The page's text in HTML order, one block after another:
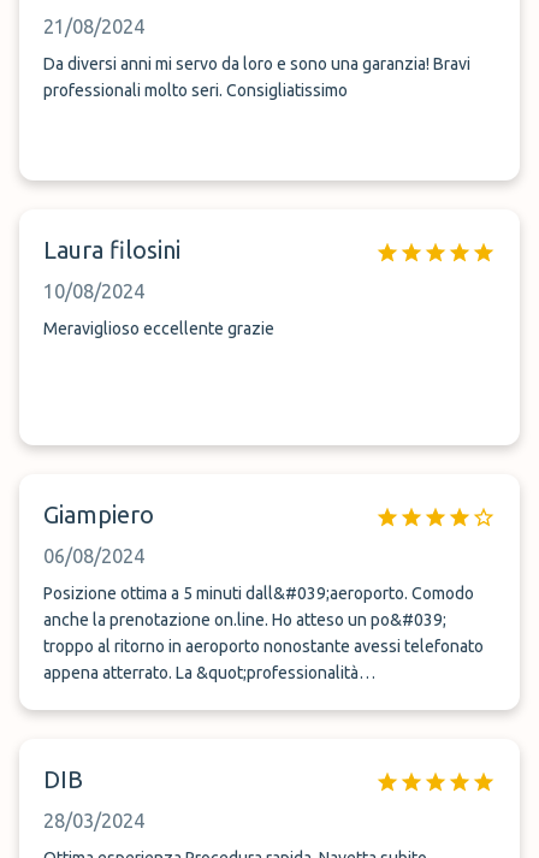
21/08/2024
Da diversi anni mi servo da loro e sono una garanzia! Bravi
professionali molto seri. Consigliatissimo
Laura filosini
10/08/2024
Meraviglioso eccellente grazie
Giampiero
06/08/2024
Posizione ottima a 5 minuti dall&#039;aeroporto. Comodo
anche la prenotazione on.line. Ho atteso un po&#039;
troppo al ritorno in aeroporto nonostante avessi telefonato
appena atterrato. La &quot;professionalità
DIB
28/03/2024